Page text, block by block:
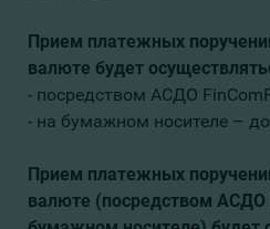
Прием платежных
валюте будет
- посредством АСДО
- на бумажном носителе –
Прием платежных
валюте (посредством АСДО